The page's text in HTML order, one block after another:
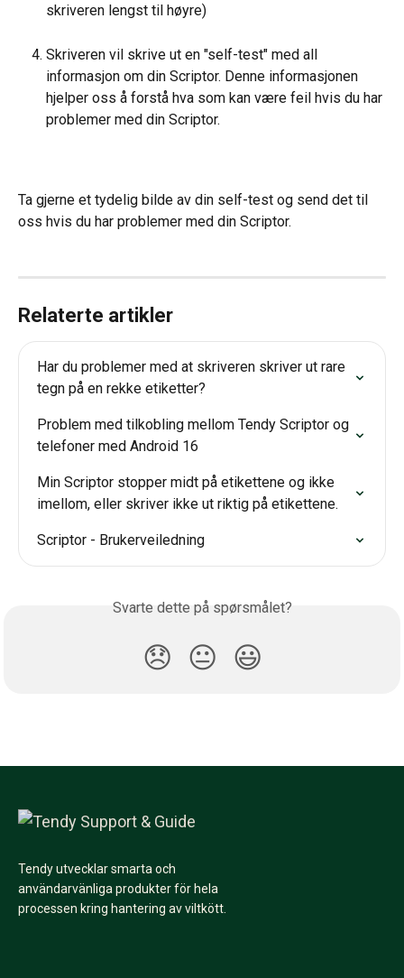
skriveren lengst til høyre)
Skriveren vil skrive ut en "self-test" med all
informasjon om din Scriptor. Denne informasjonen
hjelper oss å forstå hva som kan være feil hvis du har
problemer med din Scriptor.
Ta gjerne et tydelig bilde av din self-test og send det til
oss hvis du har problemer med din Scriptor.
Relaterte artikler
Har du problemer med at skriveren skriver ut rare
tegn på en rekke etiketter?
Problem med tilkobling mellom Tendy Scriptor og
telefoner med Android 16
Min Scriptor stopper midt på etikettene og ikke
imellom, eller skriver ikke ut riktig på etikettene.
Scriptor - Brukerveiledning
Svarte dette på spørsmålet?
😞 😐 😃
Tendy utvecklar smarta och
användarvänliga produkter för hela
processen kring hantering av viltkött.